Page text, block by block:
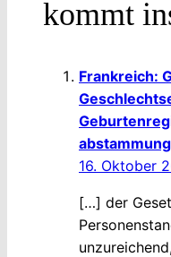
kommt
Frankreich:
16. Oktober
[…] der